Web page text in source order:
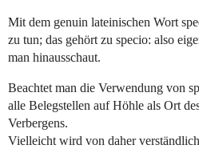
Mit dem genuin lateinischen Wort
zu tun; das gehört zu specio: also
man hinausschaut.
Beachtet man die Verwendung von
alle Belegstellen auf Höhle als Ort
Verbergens.
Vielleicht wird von daher